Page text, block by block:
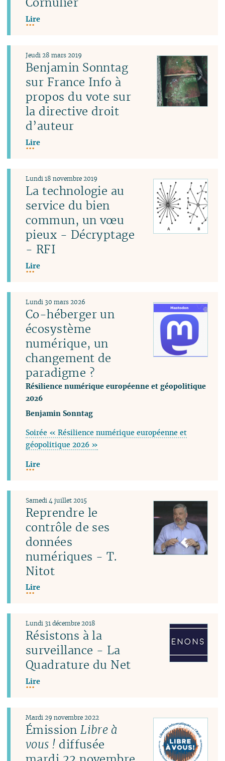
Lire
Benjamin Sonntag
sur France Info à
propos du vote sur
la directive droit
d’auteur
Jeudi 28 mars 2019
Lire
La technologie au
service du bien
commun, un vœu
pieux - Décryptage
- RFI
Lundi 18 novembre 2019
Lire
Co-héberger un
écosystème
numérique, un
changement de
paradigme ?
Résilience numérique européenne et géopolitique
2026
Lundi 30 mars 2026
Benjamin Sonntag
Soirée « Résilience numérique européenne et
géopolitique 2026 »
Lire
Reprendre le
contrôle de ses
données
numériques - T.
Nitot
Samedi 4 juillet 2015
Lire
Résistons à la
surveillance - La
Quadrature du Net
Lundi 31 décembre 2018
Lire
ÉmissionLibre à
vous ! diffusée
Mardi 29 novembre 2022